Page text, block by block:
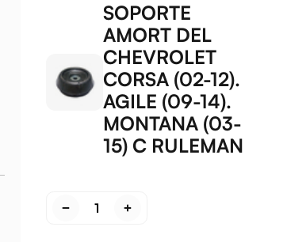
SOPORTE
AMORT DEL
CHEVROLET
CORSA (02-12).
AGILE (09-14).
MONTANA (03-
15) C RULEMAN